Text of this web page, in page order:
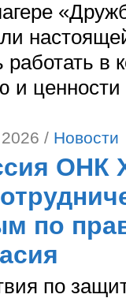
в
и
2026 / Новости
ОНК
по
по